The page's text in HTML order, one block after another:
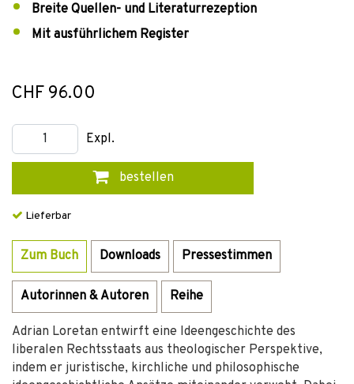
Breite Quellen- und Literaturrezeption
Mit ausführlichem Register
CHF 96.00
Expl.
bestellen
Lieferbar
Zum Buch Downloads Pressestimmen
Autorinnen & Autoren Reihe
Adrian Loretan entwirft eine Ideengeschichte des
liberalen Rechtsstaats aus theologischer Perspektive,
indem er juristische, kirchliche und philosophische